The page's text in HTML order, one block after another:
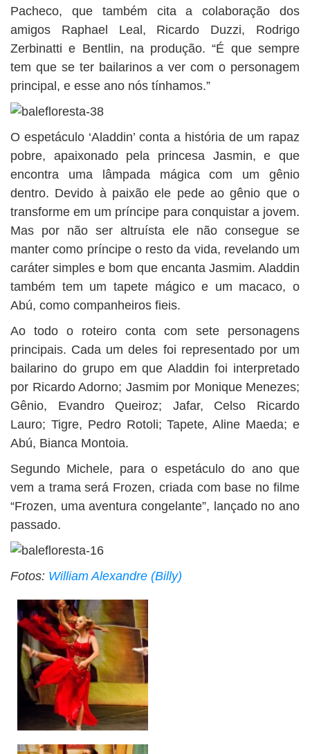
Pacheco, que também cita a colaboração dos
amigos Raphael Leal, Ricardo Duzzi, Rodrigo
Zerbinatti e Bentlin, na produção. “É que sempre
tem que se ter bailarinos a ver com o personagem
principal, e esse ano nós tínhamos.”
O espetáculo ‘Aladdin’ conta a história de um rapaz
pobre, apaixonado pela princesa Jasmin, e que
encontra uma lâmpada mágica com um gênio
dentro. Devido à paixão ele pede ao gênio que o
transforme em um príncipe para conquistar a jovem.
Mas por não ser altruísta ele não consegue se
manter como príncipe o resto da vida, revelando um
caráter simples e bom que encanta Jasmim. Aladdin
também tem um tapete mágico e um macaco, o
Abú, como companheiros fieis.
Ao todo o roteiro conta com sete personagens
principais. Cada um deles foi representado por um
bailarino do grupo em que Aladdin foi interpretado
por Ricardo Adorno; Jasmim por Monique Menezes;
Gênio, Evandro Queiroz; Jafar, Celso Ricardo
Lauro; Tigre, Pedro Rotoli; Tapete, Aline Maeda; e
Abú, Bianca Montoia.
Segundo Michele, para o espetáculo do ano que
vem a trama será Frozen, criada com base no filme
“Frozen, uma aventura congelante”, lançado no ano
passado.
Fotos: William Alexandre (Billy)